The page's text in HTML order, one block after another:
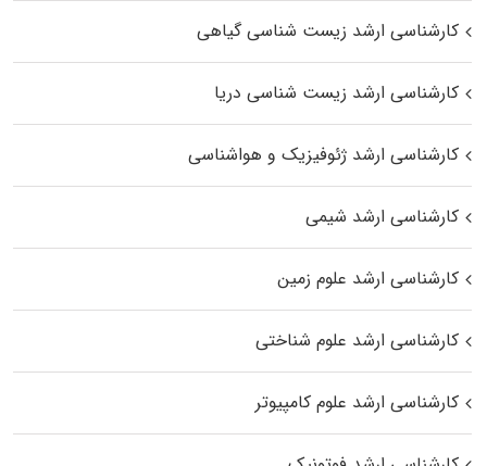
کارشناسی ارشد زیست‌ شناسی گیاهی
کارشناسی ارشد زیست‌ شناسی دریا
کارشناسی ارشد ژئوفیزیک و هواشناسی
کارشناسی ارشد شیمی
کارشناسی ارشد علوم زمین
کارشناسی ارشد علوم شناختی
کارشناسی ارشد علوم کامپیوتر